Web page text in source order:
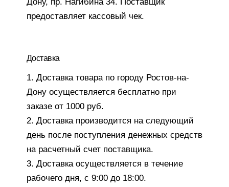
предоставляет кассовый чек.
Доставка
1. Доставка товара по городу Ростов-на-
Дону осуществляется бесплатно при
заказе от 1000 руб.
2. Доставка производится на следующий
день после поступления денежных средств
на расчетный счет поставщика.
3. Доставка осуществляется в течение
рабочего дня, с 9:00 до 18:00.